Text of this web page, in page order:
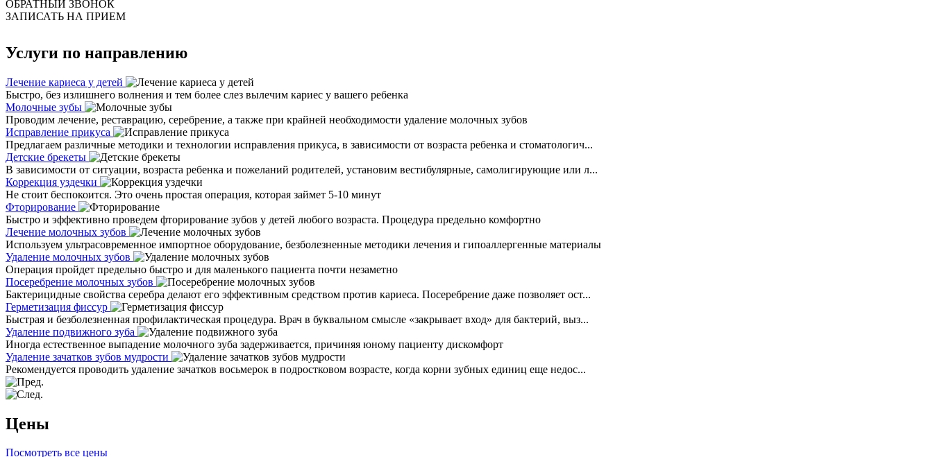
ОБРАТНЫЙ ЗВОНОК
ЗАПИСАТЬ НА ПРИЕМ
Услуги по направлению
Лечение кариеса у детей
Быстро, без излишнего волнения и тем более слез вылечим кариес у вашего ребенка
Молочные зубы
Проводим лечение, реставрацию, серебрение, а также при крайней необходимости удаление молочных зубов
Исправление прикуса
Предлагаем различные методики и технологии исправления прикуса, в зависимости от возраста ребенка и стоматологич...
Детские брекеты
В зависимости от ситуации, возраста ребенка и пожеланий родителей, установим вестибулярные, самолигирующие или л...
Коррекция уздечки
Не стоит беспокоится. Это очень простая операция, которая займет 5-10 минут
Фторирование
Быстро и эффективно проведем фторирование зубов у детей любого возраста. Процедура предельно комфортно
Лечение молочных зубов
Используем ультрасовременное импортное оборудование, безболезненные методики лечения и гипоаллергенные материалы
Удаление молочных зубов
Операция пройдет предельно быстро и для маленького пациента почти незаметно
Посеребрение молочных зубов
Бактерицидные свойства серебра делают его эффективным средством против кариеса. Посеребрение даже позволяет ост...
Герметизация фиссур
Быстрая и безболезненная профилактическая процедура. Врач в буквальном смысле «закрывает вход» для бактерий, выз...
Удаление подвижного зуба
Иногда естественное выпадение молочного зуба задерживается, причиняя юному пациенту дискомфорт
Удаление зачатков зубов мудрости
Рекомендуется проводить удаление зачатков восьмерок в подростковом возрасте, когда корни зубных единиц еще недос...
Цены
Посмотреть все цены